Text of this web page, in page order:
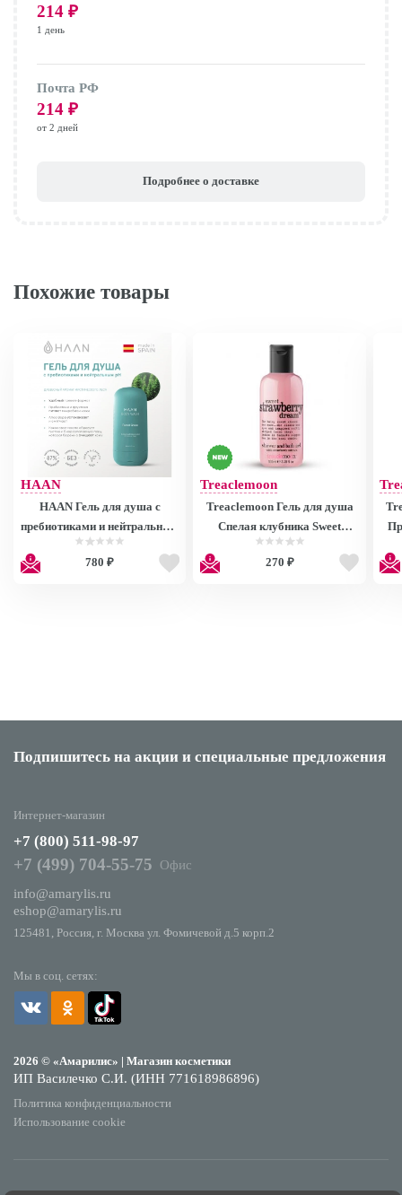
214 ₽
1 день
Почта РФ
214 ₽
от 2 дней
Подробнее о доставке
Похожие товары
HAAN
HAAN Гель для душа с
пребиотиками и нейтральным
pH "Мистический лес"
Тревел-формат/ Travel Forest
780 ₽
Treaclemoon
Treaclemoon Гель для душа
Спелая клубника Sweet
Strawberry dream bath &
shower gel, 100ml
270 ₽
Подпишитесь на акции и специальные предложения
Мы в соц. сетях:
2026 © «Амарилис» | Магазин косметики
ИП Василечко С.И. (ИНН 771618986896)
Политика конфиденциальности
Использование cookie
Интернет-магазин
+7 (800) 511-98-97
+7 (499) 704-55-75
Офис
info@amarylis.ru
eshop@amarylis.ru
125481, Россия, г. Москва ул. Фомичевой д.5 корп.2